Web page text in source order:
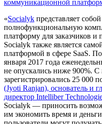
коммуникационной
«Socialyk представляет
полнофункциональную
платформу для заказчиков и
Socialyk также является
платформой в сфере SaaS.
января 2017 года
не опускались ниже 900%.
зарегистрировались 25 000
(Jyoti Ranjan), основатель и
директор Intelliber
Socialyk — приносить
им экономить время и